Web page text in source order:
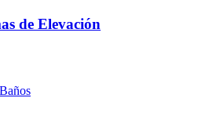
de Elevación